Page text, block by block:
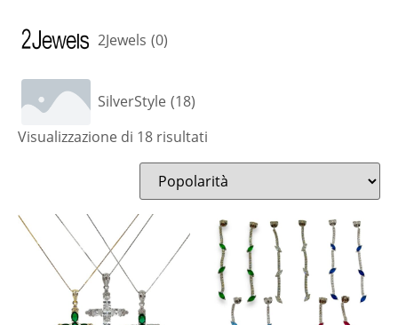
2Jewels (0)
SilverStyle (18)
Visualizzazione di 18 risultati